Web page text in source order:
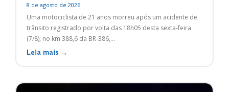
8 de agosto de 2026
Uma motociclista de 21 anos morreu após um acidente de
trânsito registrado por volta das 18h05 desta sexta-feira
(7/8), no km 388,6 da BR-386,...
Leia mais →